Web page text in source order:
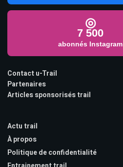
◎
7 500
abonnés Instagram
Contact u-Trail
Partenaires
Articles sponsorisés trail
Actu trail
À propos
Politique de confidentialité